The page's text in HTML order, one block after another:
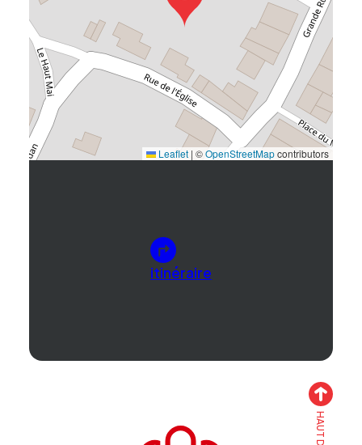
Leaflet | ©OpenStreetMapcontributors
itinéraire